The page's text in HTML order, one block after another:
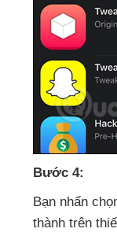
Bước 4:
Bạn nhấn
thành trên